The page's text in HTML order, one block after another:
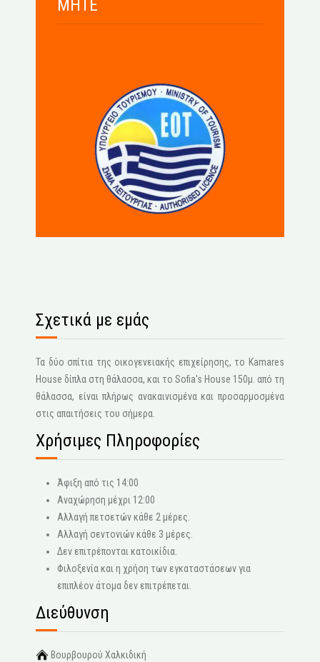
MHTE
Σχετικά με εμάς
Τα δύο σπίτια της οικογενειακής επιχείρησης, το Kamares
House δίπλα στη θάλασσα, και το Sofia's House 150μ. από τη
θάλασσα, είναι πλήρως ανακαινισμένα και προσαρμοσμένα
στις απαιτήσεις του σήμερα.
Χρήσιμες Πληροφορίες
Άφιξη από τις 14:00
Αναχώρηση μέχρι 12:00
Αλλαγή πετσετών κάθε 2 μέρες.
Αλλαγή σεντονιών κάθε 3 μέρες.
Δεν επιτρέπονται κατοικίδια.
Φιλοξενία και η χρήση των εγκαταστάσεων για
επιπλέον άτομα δεν επιτρέπεται.
Διεύθυνση
Βουρβουρού Χαλκιδική